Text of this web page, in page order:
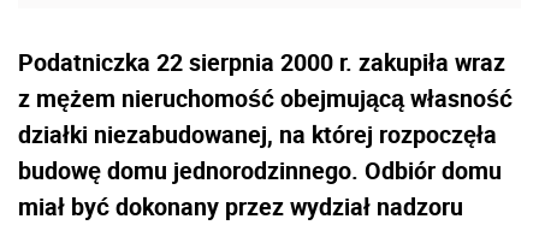
Podatniczka 22 sierpnia 2000 r. zakupiła wraz
z mężem nieruchomość obejmującą własność
działki niezabudowanej, na której rozpoczęła
budowę domu jednorodzinnego. Odbiór domu
miał być dokonany przez wydział nadzoru